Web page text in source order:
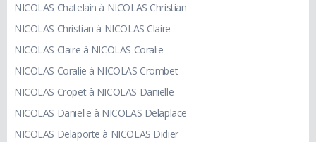
NICOLAS Chatelain à NICOLAS Christian
NICOLAS Christian à NICOLAS Claire
NICOLAS Claire à NICOLAS Coralie
NICOLAS Coralie à NICOLAS Crombet
NICOLAS Cropet à NICOLAS Danielle
NICOLAS Danielle à NICOLAS Delaplace
NICOLAS Delaporte à NICOLAS Didier